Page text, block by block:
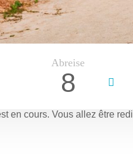
Abreise
8
en cours. Vous allez être